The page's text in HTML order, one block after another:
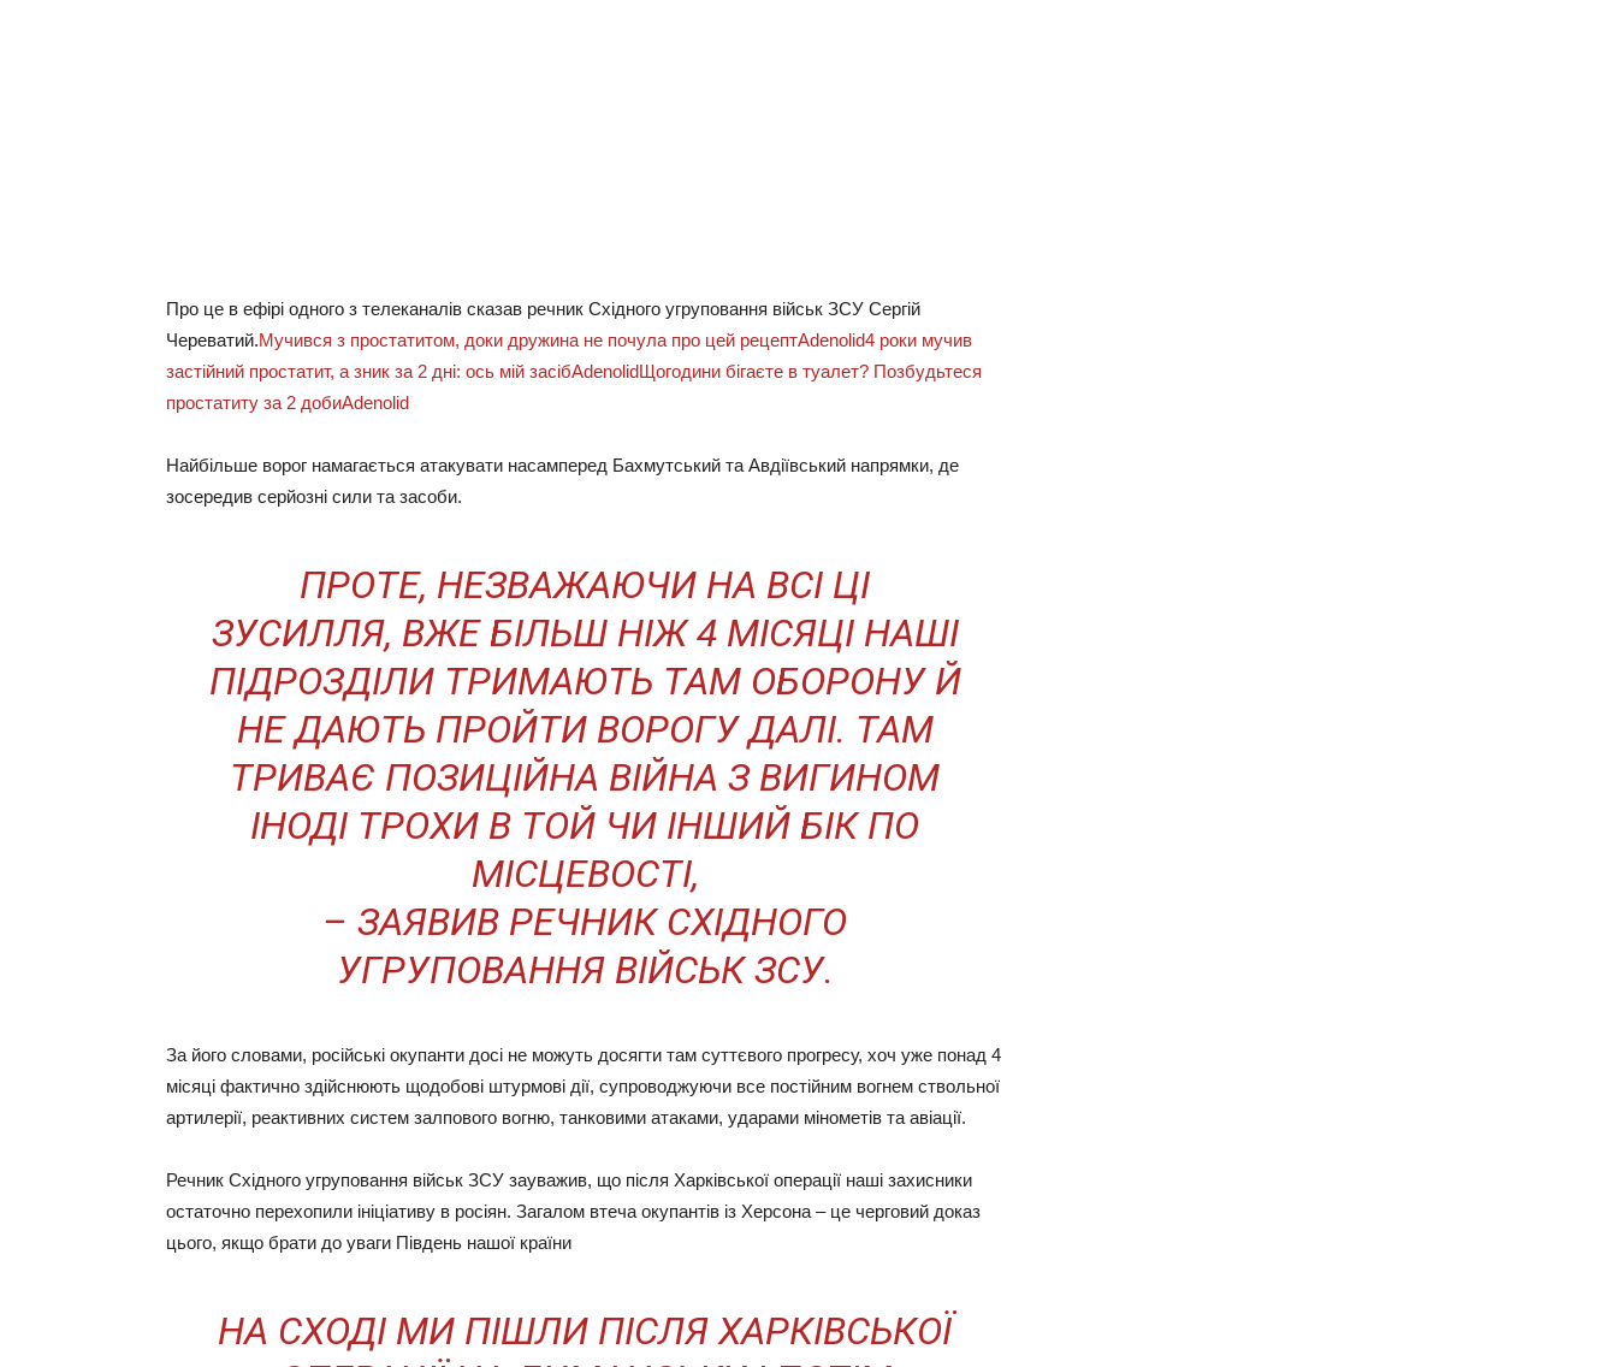
Про це в ефірі одного з телеканалів сказав речник Східного угруповання військ ЗСУ Сергій
Череватий.Мучився з простатитом, доки дружина не почула про цей рецептAdenolid4 роки мучив
застійний простатит, а зник за 2 дні: ось мій засібAdenolidЩогодини бігаєте в туалет? Позбудьтеся
простатиту за 2 добиAdenolid
Найбільше ворог намагається атакувати насамперед Бахмутський та Авдіївський напрямки, де
зосередив серйозні сили та засоби.
ПРОТЕ, НЕЗВАЖАЮЧИ НА ВСІ ЦІ
ЗУСИЛЛЯ, ВЖЕ БІЛЬШ НІЖ 4 МІСЯЦІ НАШІ
ПІДРОЗДІЛИ ТРИМАЮТЬ ТАМ ОБОРОНУ Й
НЕ ДАЮТЬ ПРОЙТИ ВОРОГУ ДАЛІ. ТАМ
ТРИВАЄ ПОЗИЦІЙНА ВІЙНА З ВИГИНОМ
ІНОДІ ТРОХИ В ТОЙ ЧИ ІНШИЙ БІК ПО
МІСЦЕВОСТІ,
– ЗАЯВИВ РЕЧНИК СХІДНОГО
УГРУПОВАННЯ ВІЙСЬК ЗСУ.
За його словами, російські окупанти досі не можуть досягти там суттєвого прогресу, хоч уже понад 4
місяці фактично здійснюють щодобові штурмові дії, супроводжуючи все постійним вогнем ствольної
артилерії, реактивних систем залпового вогню, танковими атаками, ударами мінометів та авіації.
Речник Східного угруповання військ ЗСУ зауважив, що після Харківської операції наші захисники
остаточно перехопили ініціативу в росіян. Загалом втеча окупантів із Херсона – це черговий доказ
цього, якщо брати до уваги Південь нашої країни
НА СХОДІ МИ ПІШЛИ ПІСЛЯ ХАРКІВСЬКОЇ